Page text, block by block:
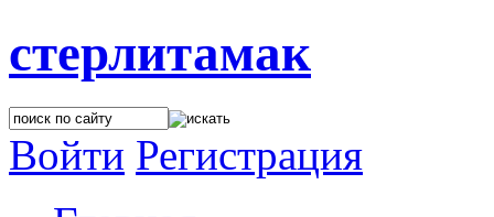
стерлитамак
Войти Регистрация